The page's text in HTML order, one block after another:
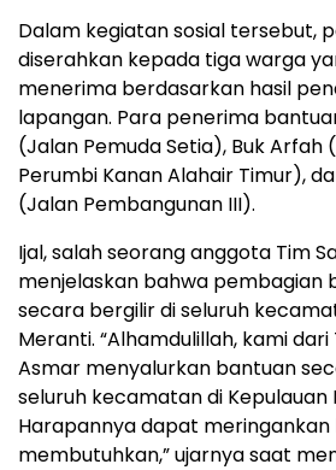
Dalam kegiatan sosial tersebut,
diserahkan kepada tiga warga
menerima berdasarkan hasil
lapangan. Para penerima
(Jalan Pemuda Setia), Buk Arfah
Perumbi Kanan Alahair Timur),
(Jalan Pembangunan III).
Ijal, salah seorang anggota Tim
menjelaskan bahwa pembagian
secara bergilir di seluruh
Meranti. “Alhamdulillah, kami dari
Asmar menyalurkan bantuan
seluruh kecamatan di Kepulauan
Harapannya dapat
membutuhkan,” ujarnya saat